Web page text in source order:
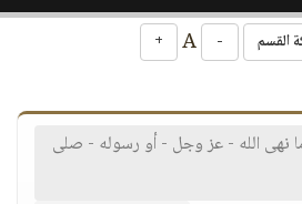
القسم -
+
نهى الله - عز وجل - أو رسوله - صلى